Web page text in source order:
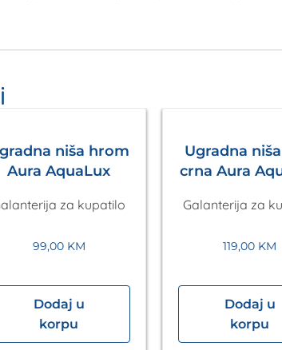
niša hrom
Aura AquaLux
za kupatilo
99,00 KM
Dodaj u
korpu
Ugradna
crna Aura
Galanterija za
119,00 KM
Dodaj u
korpu